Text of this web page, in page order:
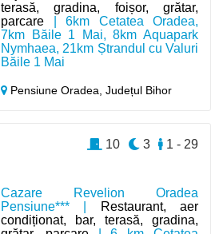
terasă, gradina, foișor, grătar,
parcare | 6km Cetatea Oradea,
7km Băile 1 Mai, 8km Aquapark
Nymhaea, 21km Ștrandul cu Valuri
Băile 1 Mai
Pensiune Oradea,Județul Bihor
Cazare Revelion Oradea
Pensiune*** |
Restaurant, aer
condiționat, bar, terasă, gradina,
1 - 29
3
10